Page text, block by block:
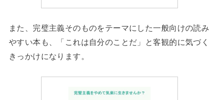
また、完璧主義そのものをテーマにした一般向けの読み
やすい本も、「これは自分のことだ」と客観的に気づく
きっかけになります。